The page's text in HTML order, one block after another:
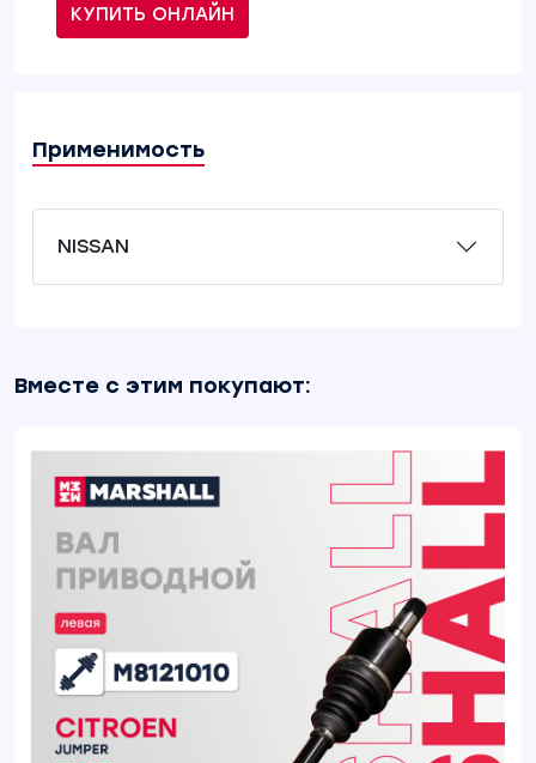
КУПИТЬ ОНЛАЙН
Применимость
NISSAN
Вместе с этим покупают: